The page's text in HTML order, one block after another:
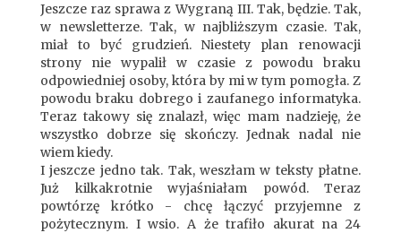
Jeszcze raz sprawa z Wygraną III. Tak, będzie. Tak,
w newsletterze. Tak, w najbliższym czasie. Tak,
miał to być grudzień. Niestety plan renowacji
strony nie wypalił w czasie z powodu braku
odpowiedniej osoby, która by mi w tym pomogła. Z
powodu braku dobrego i zaufanego informatyka.
Teraz takowy się znalazł, więc mam nadzieję, że
wszystko dobrze się skończy. Jednak nadal nie
wiem kiedy.
I jeszcze jedno tak. Tak, weszłam w teksty płatne.
Już kilkakrotnie wyjaśniałam powód. Teraz
powtórzę krótko - chcę łączyć przyjemne z
pożytecznym. I wsio. A że trafiło akurat na 24